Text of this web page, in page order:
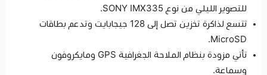
للتصوير الليلي من نوع SONY IMX335.
تتسع لذاكرة تخزين تصل إلى 128 جيجابايت وتدعم بطاقات
MicroSD.
تأتي مزودة بنظام الملاحة الجغرافية GPS ومايكروفون
وسماعة.